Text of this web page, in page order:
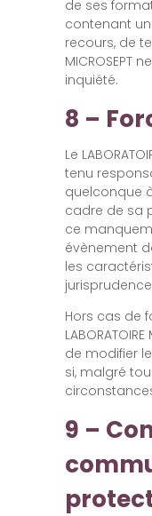
de ses
contenant
recours, de
MICROSEPT
inquiété.
8 –
Le
tenu
quelconque
cadre de sa
ce
évènement
les
Hors cas de
de modifier
si, malgré
9 –